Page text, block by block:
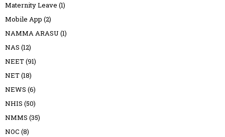
Maternity Leave (1)
Mobile App (2)
NAMMA ARASU (1)
NAS (12)
NEET(91)
NET(18)
NEWS (6)
NHIS (50)
NMMS (35)
NOC (8)